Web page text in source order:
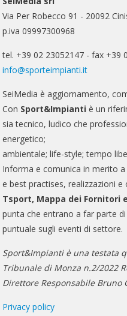
Via Per Robecco 91 - 20092
p.iva 09997300968
tel. +39 02 23052147 - fax +39
info@sporteimpianti.it
SeiMedia è aggiornamento,
Con Sport&Impianti è un
sia tecnico, ludico che
energetico;
ambientale; life-style; tempo
Informa e comunica in merito
e best practises, realizzazioni e
Tsport, Mappa dei Fornitori
punta che entrano a far parte
puntuale sugli eventi di settore.
Sport&Impianti è una testata
Tribunale di Monza n.2/2022
Direttore Responsabile Bruno
Privacy policy